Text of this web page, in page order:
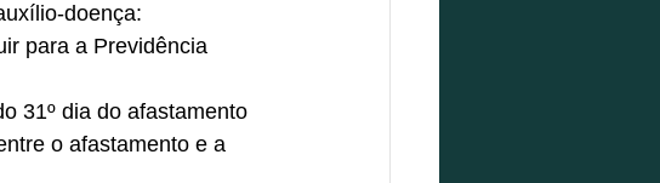
doença:
para a Previdência
31º dia do afastamento
o afastamento e a